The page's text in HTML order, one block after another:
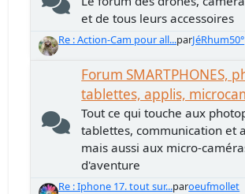
et de tous leurs accessoires
Re : Action-Cam pour all...parJéRhum50°
Forum SMARTPHONES,
tablettes, applis,
Tout ce qui touche aux
tablettes, communication et
mais aussi aux micro-
d'aventure
Re : Iphone 17. tout sur...paroeufmollet